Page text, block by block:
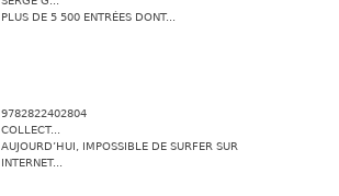
PLUS DE 5 500 ENTRÉES DONT...
9782822402804
COLLECT...
AUJOURD’HUI, IMPOSSIBLE DE SURFER SUR
INTERNET...